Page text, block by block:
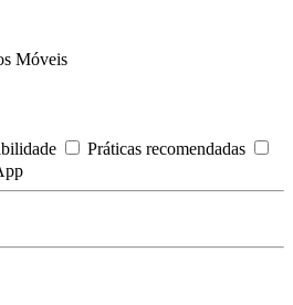
Móveis
Práticas recomendadas